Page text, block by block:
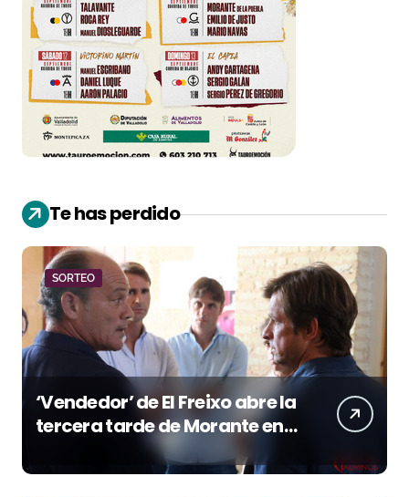
Te has perdido
SORTEO
‘Vendedor’ de El Freixo abre la
tercera tarde de Morante en
la temporada portuense